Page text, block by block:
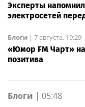
Эксперты
электросетей
Блоги | 7 августа, 19:29
«Юмор FM Чарт»
позитива
Блоги | 05:48